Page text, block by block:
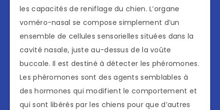
les capacités de reniflage du chien. L’organe
voméro-nasal se compose simplement d’un
ensemble de cellules sensorielles situées dans la
cavité nasale, juste au-dessus de la voûte
buccale. Il est destiné à détecter les phéromones.
Les phéromones sont des agents semblables à
des hormones qui modifient le comportement et
qui sont libérés par les chiens pour que d’autres